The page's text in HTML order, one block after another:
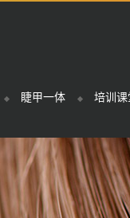
睫甲一体 培训课